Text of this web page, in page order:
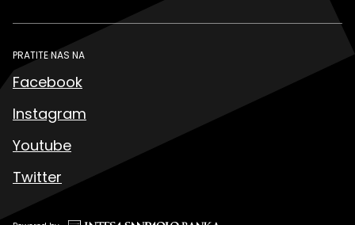
PRATITE NAS NA
Facebook
Instagram
Youtube
Twitter